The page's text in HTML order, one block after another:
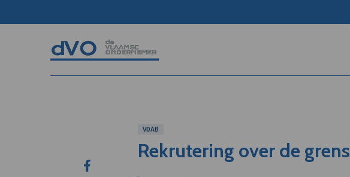
VDAB
Rekrutering over de grens